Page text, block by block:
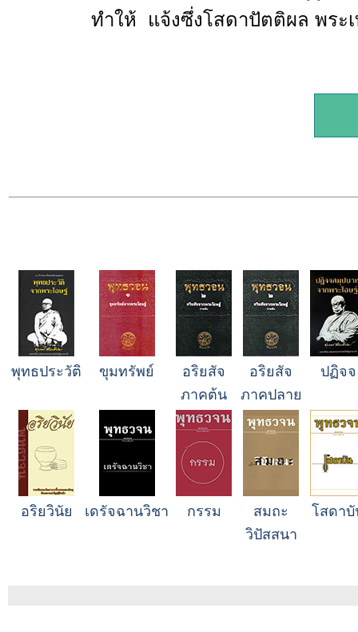
ทำให้ แจ้งซึ่งโสดาปัตติผล พระ
พุทธประวัติ ขุมทรัพย์
อริยสัจ
ภาคต้น
อริยสัจ
ภาคปลาย
ปฏิจจ
อริยวินัย เดรัจฉานวิชา กรรม
สมถะ
วิปัสสนา
โสดา